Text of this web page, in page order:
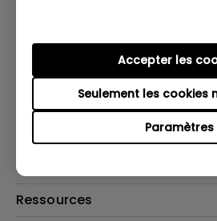
Paramètres
Seulement les cookies
Accepter les
Haut-parleur
Assistance Technique
Contactez-nous
Ressources